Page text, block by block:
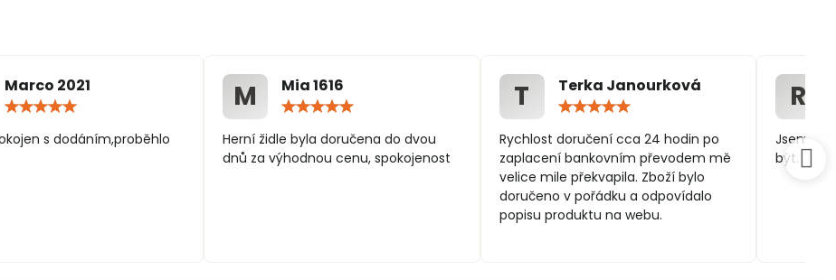
Marco 2021
/
5
s dodáním,proběhlo
M
Mia 1616
/
5
Herní židle byla doručena do dvou
dnů za výhodnou cenu, spokojenost
T
Terka Janourková
/
5
Rychlost doručení cca 24 hodin po
zaplacení bankovním převodem mě
velice mile překvapila. Zboží bylo
doručeno v pořádku a odpovídalo
popisu produktu na webu.
R
Jsem
být.